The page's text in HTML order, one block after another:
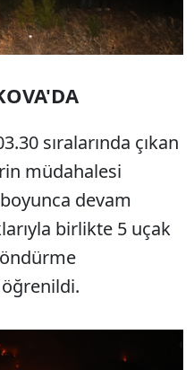
sıralarında çıkan
müdahalesi
devam
birlikte 5 uçak
öğrenildi.